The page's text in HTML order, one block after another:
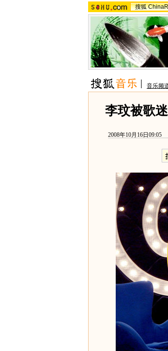
搜狐
音乐频
李玟被歌
2008年10月16日09:05